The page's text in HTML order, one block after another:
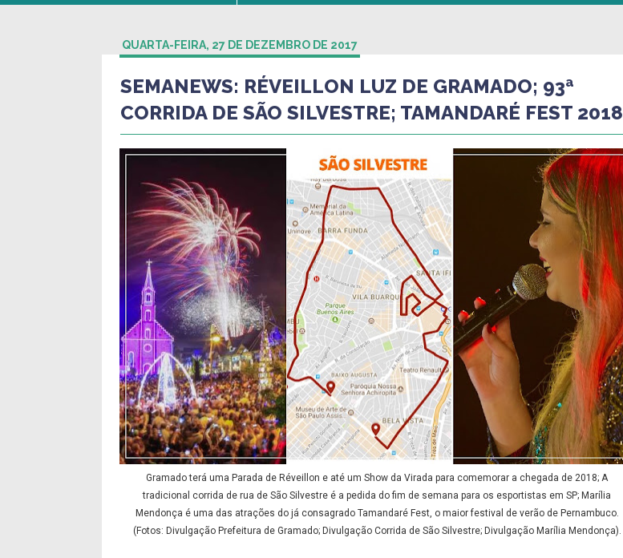
QUARTA-FEIRA, 27 DE DEZEMBRO DE 2017
SEMANEWS: RÉVEILLON LUZ DE GRAMADO; 93ª
CORRIDA DE SÃO SILVESTRE; TAMANDARÉ FEST 2018
Gramado terá uma Parada de Réveillon e até um Show da Virada para comemorar a chegada de 2018; A
tradicional corrida de rua de São Silvestre é a pedida do fim de semana para os esportistas em SP; Marília
Mendonça é uma das atrações do já consagrado Tamandaré Fest, o maior festival de verão de Pernambuco.
(Fotos: Divulgação Prefeitura de Gramado; Divulgação Corrida de São Silvestre; Divulgação Marília Mendonça).